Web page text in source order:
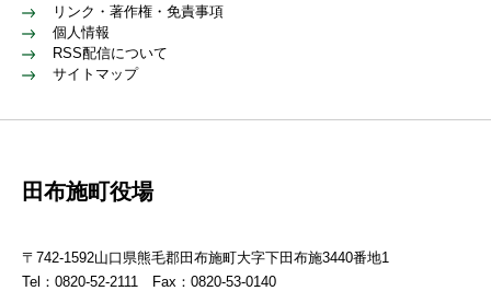
リンク・著作権・免責事項
個人情報
RSS配信について
サイトマップ
田布施町役場
〒742-1592山口県熊毛郡田布施町大字下田布施3440番地1
Tel：0820-52-2111 Fax：0820-53-0140